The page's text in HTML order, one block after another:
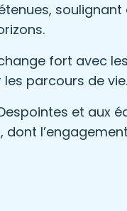
fort avec
parcours de vie.
et aux